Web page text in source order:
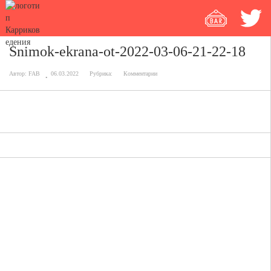
Snimok-ekrana-ot-2022-03-06-21-22-18
Автор: FAB 06.03.2022 Рубрика: Комментарии